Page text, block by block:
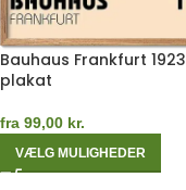
Bauhaus Frankfurt 1923
plakat
fra 99,00 kr.
VÆLG MULIGHEDER